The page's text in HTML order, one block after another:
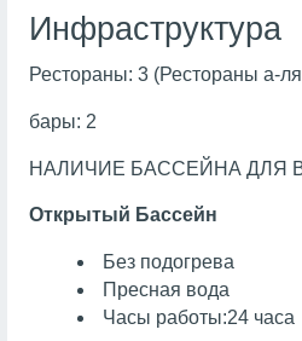
Инфраструктура
Рестораны: 3 (Рестораны а-ля
бары: 2
НАЛИЧИЕ БАССЕЙНА ДЛЯ
Открытый Бассейн
Без подогрева
Пресная вода
Часы работы:24 часа